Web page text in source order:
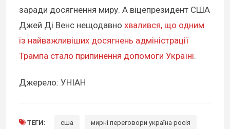
заради досягнення миру. А віцепрезидент США
Джей Ді Венс нещодавно хвалився, що одним
із найважливіших досягнень адміністрації
Трампа стало припинення допомоги Україні.
Джерело: УНІАН
ТЕГИ: сша мирні переговори україна росія